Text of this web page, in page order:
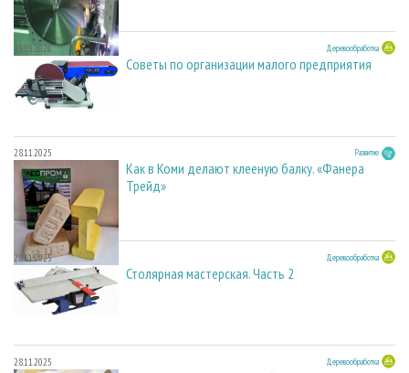
23.03.2026 Деревообработка
Советы по организации малого предприятия
28.11.2025 Развитие
Как в Коми делают клееную балку. «Фанера
Трейд»
28.11.2025 Деревообработка
Столярная мастерская. Часть 2
28.11.2025 Деревообработка